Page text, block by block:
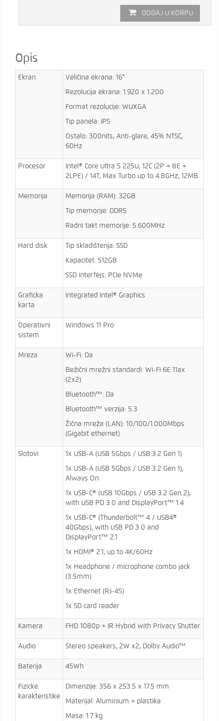
DODAJ U KORPU
Opis
Ekran Veličina ekrana: 16"
Rezolucija ekrana: 1.920 x 1.200
Format rezolucije: WUXGA
Tip panela: IPS
Ostalo: 300nits, Anti-glare, 45% NTSC,
60Hz
Procesor
Intel® Core Ultra 5 225U, 12C (2P + 8E +
2LPE) / 14T, Max Turbo up to 4.8GHz, 12MB
Memorija Memorija (RAM): 32GB
Tip memorije: DDR5
Radni takt memorije: 5.600MHz
Hard disk Tip skladištenja: SSD
Kapacitet: 512GB
SSD interfejs: PCIe NVMe
Graficka
karta
Integrated Intel® Graphics
Operativni
sistem
Windows 11 Pro
Mreza Wi-Fi: Da
Bežični mrežni standardi: Wi-Fi 6E 11ax
(2x2)
Bluetooth™: Da
Bluetooth™ verzija: 5.3
Žična mreža (LAN): 10/100/1.000Mbps
(Gigabit ethernet)
Slotovi 1x USB-A (USB 5Gbps / USB 3.2 Gen 1)
1x USB-A (USB 5Gbps / USB 3.2 Gen 1),
Always On
1x USB-C® (USB 10Gbps / USB 3.2 Gen 2),
with USB PD 3.0 and DisplayPort™ 1.4
1x USB-C® (Thunderbolt™ 4 / USB4®
40Gbps), with USB PD 3.0 and
DisplayPort™ 2.1
1x HDMI® 2.1, up to 4K/60Hz
1x Headphone / microphone combo jack
(3.5mm)
1x Ethernet (RJ-45)
1x SD card reader
Kamera FHD 1080p + IR Hybrid with Privacy Shutter
Audio Stereo speakers, 2W x2, Dolby Audio™
Baterija 45Wh
Fizicke
karakteristike
Dimenzije: 356 x 253.5 x 17.5 mm
Materijal: Aluminium + plastika
Masa: 1.7 kg